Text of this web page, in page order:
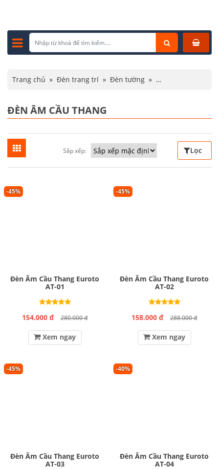
Trang chủ » Đèn trang trí » Đèn tường »
ĐÈN ÂM CẦU THANG
Sắp xếp: Lọc
-45%
Đèn Âm Cầu Thang Euroto
AT-01
154.000 đ 280.000 đ
Xem ngay
-45%
Đèn Âm Cầu Thang Euroto
AT-02
158.000 đ 288.000 đ
Xem ngay
-45%
Đèn Âm Cầu Thang Euroto
AT-03
-40%
Đèn Âm Cầu Thang Euroto
AT-04